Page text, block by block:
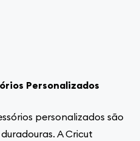
Personalizados
personalizados são
A Cricut